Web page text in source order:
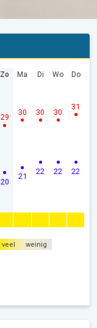
Zo
20
29
Ma
21
30
Di
22
30
Wo
22
30
Do
22
31
veel weinig